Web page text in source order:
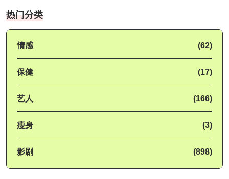
热门分类
情感 (62)
保健 (17)
艺人 (166)
瘦身 (3)
影剧 (898)